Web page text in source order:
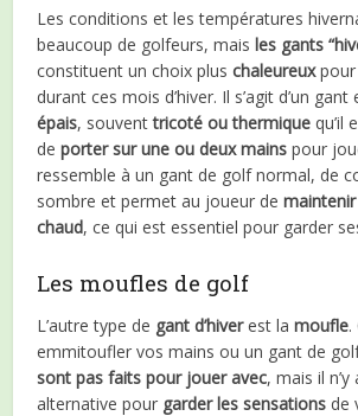
Les conditions et les températures
beaucoup de golfeurs, maisles gants
constituent un choix pluschaleureuxpour
durant ces mois d’hiver. Il s’agit d’un
épais, souventtricoté ou thermique qu’il
deporter sur une ou deux mains pour
ressemble à un gant de golf normal, de
sombre et permet au joueur de
chaud, ce qui est essentiel pour garder
Les moufles de golf
L’autre type de gant d’hiverest lamoufle.
emmitoufler vos mains ou un gant de
sont pas faits pour jouer avec, mais il
alternative pour garder les sensations de